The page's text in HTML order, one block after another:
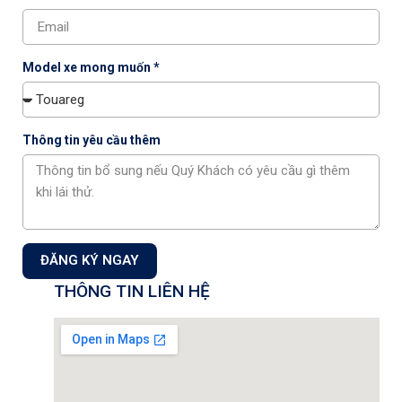
cạnh đó, xe được trang bị hệ thống an toàn gồm 9 túi khí và gói
hỗ trợ lái nâng cao ADAS (
Systems).
Với kích thước lớn, trang bị tiện nghi hướng đến trải nghiệm
thương gia cùng hệ thống an toàn đầy đủ, Volkswagen Teramont
lớn cao cấp tại Việt Nam, nơi khách hàng ngày càng quan tâm
đến không gian rộng rãi và công nghệ hỗ trợ lái hiện đại.
bản và thời điểm bàn giao xe sẽ được công bố khi Volkswagen
Teramont Pro chính thức ra mắt vào cuối tháng 3/2026.
Chia sẻ :
Model xe mong muốn *
Thông tin yêu cầu thêm
ĐĂNG KÝ NGAY
THÔNG TIN LIÊN HỆ